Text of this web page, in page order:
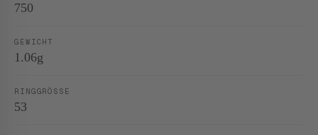
750
GEWICHT
1.06g
RINGGRÖSSE
53